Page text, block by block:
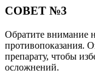
СОВЕТ №3
Обратите внимание
противопоказания.
препарату, чтобы
осложнений.